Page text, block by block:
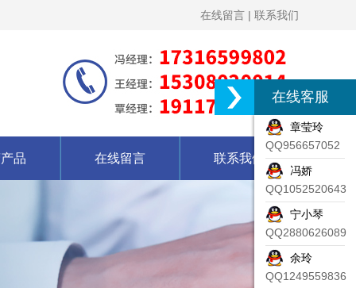
在线留言 | 联系我们
品 在线留言 联系我们
在线客服
章莹玲
QQ956657052
冯娇
QQ1052520643
宁小琴
QQ2880626089
余玲
QQ1249559836